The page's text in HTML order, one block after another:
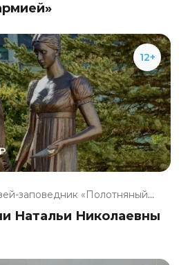
12+
Музей-заповедник «Полотняный З...
Натальи Николаевны